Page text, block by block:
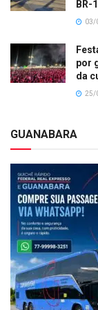
BR-
03/
por
da
25/
GUANABARA